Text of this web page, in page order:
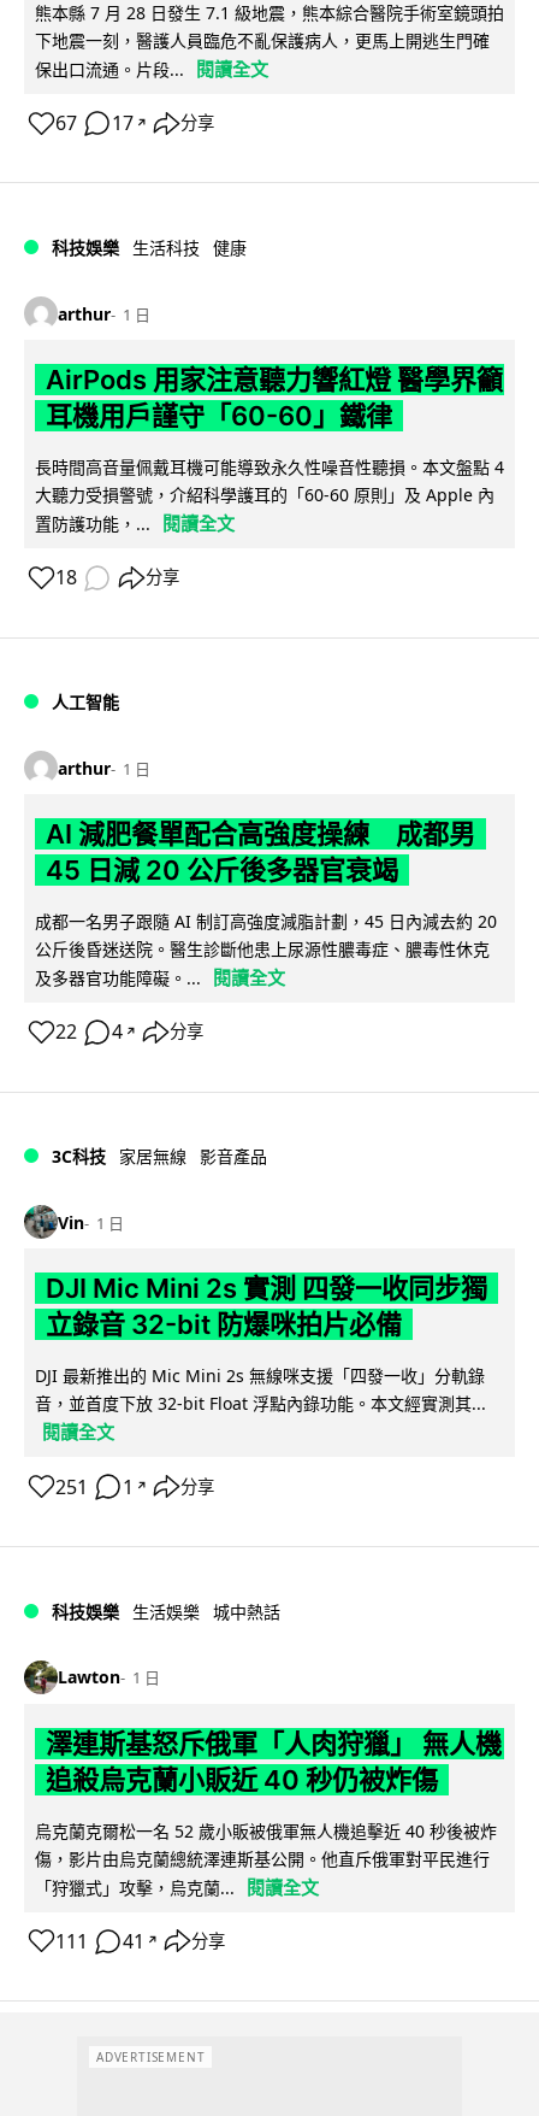
熊本縣 7 月 28 日發生 7.1 級地震，熊本綜合醫院手術室鏡頭拍
下地震一刻，醫護人員臨危不亂保護病人，更馬上開逃生門確
保出口流通。片段...
閱讀全文
67 17 ↗ 分享
科技娛樂 生活科技 健康
arthur 1 日
AirPods 用家注意聽力響紅燈 醫學界籲
耳機用戶謹守「60-60」鐵律
長時間高音量佩戴耳機可能導致永久性噪音性聽損。本文盤點 4
大聽力受損警號，介紹科學護耳的「60-60 原則」及 Apple 內
置防護功能，...
閱讀全文
18 分享
人工智能
arthur 1 日
AI 減肥餐單配合高強度操練 成都男
45 日減 20 公斤後多器官衰竭
成都一名男子跟隨 AI 制訂高強度減脂計劃，45 日內減去約 20
公斤後昏迷送院。醫生診斷他患上尿源性膿毒症、膿毒性休克
及多器官功能障礙。...
閱讀全文
22 4 ↗ 分享
3C科技 家居無線 影音產品
Vin 1 日
DJI Mic Mini 2s 實測 四發一收同步獨
立錄音 32-bit 防爆咪拍片必備
DJI 最新推出的 Mic Mini 2s 無線咪支援「四發一收」分軌錄
音，並首度下放 32-bit Float 浮點內錄功能。本文經實測其...
閱讀全文
251 1 ↗ 分享
科技娛樂 生活娛樂 城中熱話
Lawton 1 日
澤連斯基怒斥俄軍「人肉狩獵」 無人機
追殺烏克蘭小販近 40 秒仍被炸傷
烏克蘭克爾松一名 52 歲小販被俄軍無人機追擊近 40 秒後被炸
傷，影片由烏克蘭總統澤連斯基公開。他直斥俄軍對平民進行
「狩獵式」攻擊，烏克蘭...
閱讀全文
111 41 ↗ 分享
ADVERTISEMENT